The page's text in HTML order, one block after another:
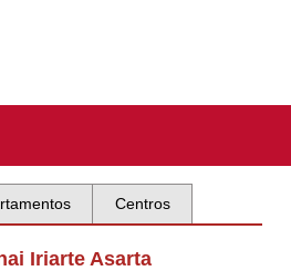
Centros
Iriarte Asarta